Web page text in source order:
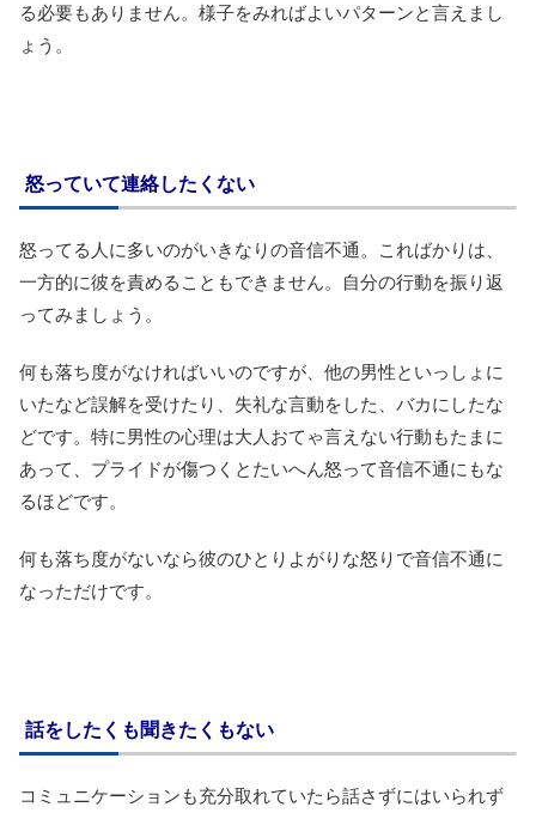
る必要もありません。様子をみればよいパターンと言えまし
ょう。
怒っていて連絡したくない
怒ってる人に多いのがいきなりの音信不通。こればかりは、
一方的に彼を責めることもできません。自分の行動を振り返
ってみましょう。
何も落ち度がなければいいのですが、他の男性といっしょに
いたなど誤解を受けたり、失礼な言動をした、バカにしたな
どです。特に男性の心理は大人おてゃ言えない行動もたまに
あって、プライドが傷つくとたいへん怒って音信不通にもな
るほどです。
何も落ち度がないなら彼のひとりよがりな怒りで音信不通に
なっただけです。
話をしたくも聞きたくもない
コミュニケーションも充分取れていたら話さずにはいられず